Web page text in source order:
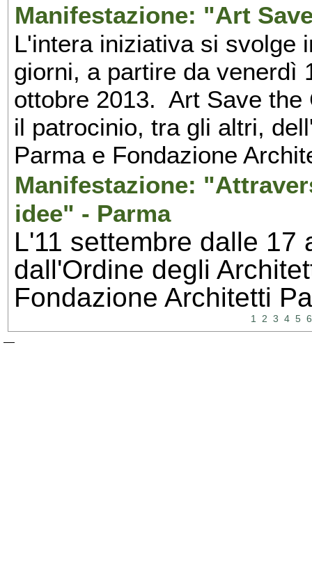
Manifestazione: "Art
L'intera iniziativa si svolge
giorni, a partire da venerdì
ottobre 2013. Art Save
il patrocinio, tra gli altri,
Parma e Fondazione
Manifestazione:
idee" - Parma
L'11 settembre dalle 17
dall'Ordine degli
Fondazione Architetti
1 2 3 4 5 6